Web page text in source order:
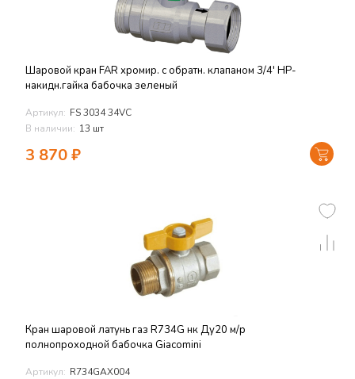
Шаровой кран FAR хромир. с обратн. клапаном 3/4' НР-
накидн.гайка бабочка зеленый
Артикул: FS 3034 34VC
В наличии: 13 шт
3 870₽
Кран шаровой латунь газ R734G нк Ду20 м/р
полнопроходной бабочка Giacomini
Артикул: R734GAX004